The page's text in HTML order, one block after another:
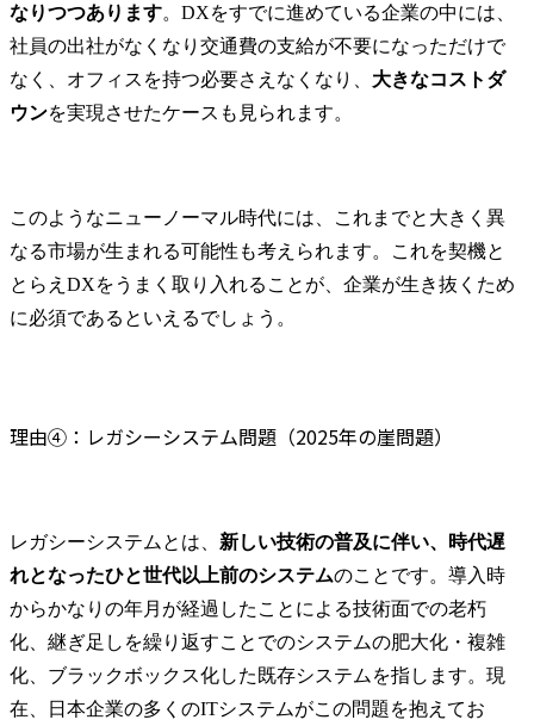
なりつつあります。DXをすでに進めている企業の中には、
社員の出社がなくなり交通費の支給が不要になっただけで
なく、オフィスを持つ必要さえなくなり、 大きなコストダ
ウンを実現させたケースも見られます。
このようなニューノーマル時代には、これまでと大きく異
なる市場が生まれる可能性も考えられます。これを契機と
とらえDXをうまく取り入れることが、企業が生き抜くため
に必須であるといえるでしょう。
理由④：レガシーシステム問題（2025年の崖問題）
レガシーシステムとは、 新しい技術の普及に伴い、時代遅
れとなったひと世代以上前のシステムのことです。導入時
からかなりの年月が経過したことによる技術面での老朽
化、継ぎ足しを繰り返すことでのシステムの肥大化・複雑
化、ブラックボックス化した既存システムを指します。現
在、日本企業の多くのITシステムがこの問題を抱えてお